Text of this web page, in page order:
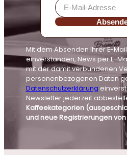
Mit dem Absenden Ihrer E-
einverstanden, News per E-
mit der damit verbundenen
personenbezogenen Daten
Datenschutzerklärung
Newsletter jederzeit
Kaffeekategorien
und neue Registrierungen